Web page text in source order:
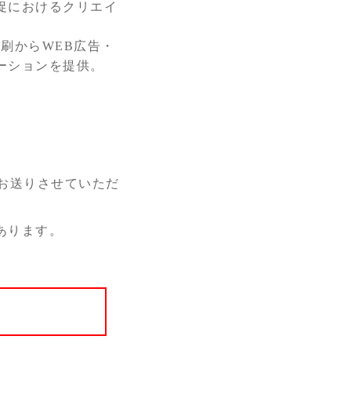
におけるクリエイ
からWEB広告・
ョンを提供。
送りさせていただ
ます。